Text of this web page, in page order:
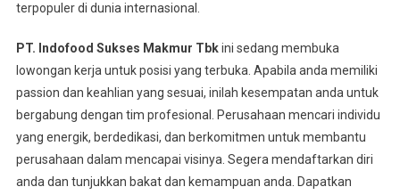
terpopuler di dunia internasional.
PT. Indofood Sukses Makmur Tbkini sedang membuka
lowongan kerja untuk posisi yang terbuka. Apabila anda memiliki
passion dan keahlian yang sesuai, inilah kesempatan anda untuk
bergabung dengan tim profesional. Perusahaan mencari individu
yang energik, berdedikasi, dan berkomitmen untuk membantu
perusahaan dalam mencapai visinya. Segera mendaftarkan diri
anda dan tunjukkan bakat dan kemampuan anda. Dapatkan